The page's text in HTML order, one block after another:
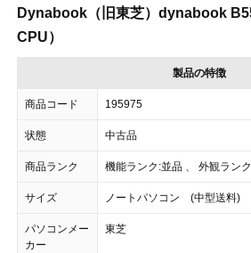
Dynabook（旧東芝）dynabook
CPU）
製品の特徴
商品コード 195975
状態 中古品
商品ランク 機能ランク:並品 、 外観ラン
サイズ ノートパソコン (中型送料)
パソコンメー
カー
東芝